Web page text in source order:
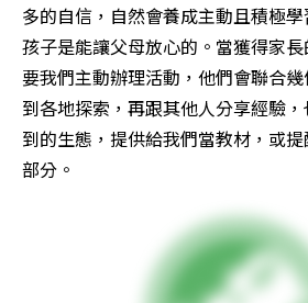
多的自信，自然會養成主動且積極
孩子是能讓父母放心的。當獲得家
要我們主動辦理活動，他們會聯合
到各地探索，再跟其他人分享經驗
到的生態，提供給我們當教材，或
部分。